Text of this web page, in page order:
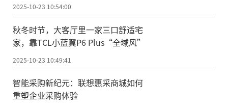
2025-10-23 10:54:00
秋冬时节，大客厅里一家三口舒适宅
家，靠TCL小蓝翼P6 Plus“全域风”
2025-10-23 10:49:41
智能采购新纪元：联想惠采商城如何
重塑企业采购体验